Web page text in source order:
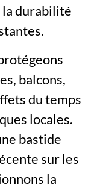
durabilité
balcons,
du temps
locales.
bastide
sur les
la